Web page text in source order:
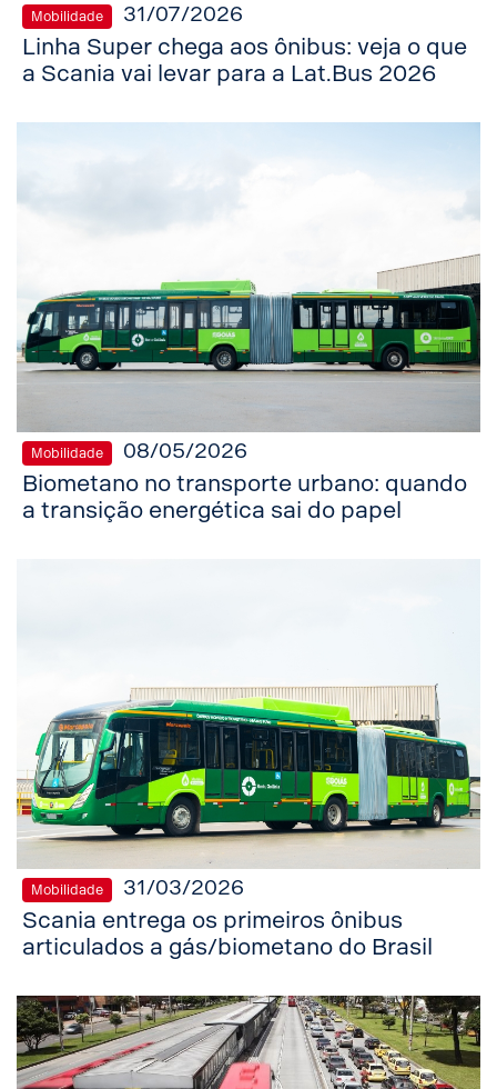
Mobilidade 31/07/2026
Linha Super chega aos ônibus: veja o que
a Scania vai levar para a Lat.Bus 2026
Mobilidade 08/05/2026
Biometano no transporte urbano: quando
a transição energética sai do papel
Mobilidade 31/03/2026
Scania entrega os primeiros ônibus
articulados a gás/biometano do Brasil